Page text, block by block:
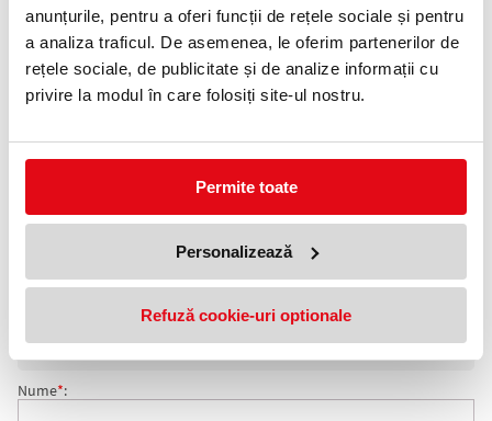
anunțurile, pentru a oferi funcții de rețele sociale și pentru
a analiza traficul. De asemenea, le oferim partenerilor de
rețele sociale, de publicitate și de analize informații cu
privire la modul în care folosiți site-ul nostru.
Permite toate
Personalizează
Refuză cookie-uri optionale
Telefon:
0372 552 601
whiteboard-uri. Folositi dupa stergerea whiteboard-ului. Sticla cu
pulverizator pentru aplicare usoara si curata. Nu lasa urme.
COMENTARII SPRAY CURATARE WHITEBOARD 250 ML
Nu exista comentarii. Fii primul care comenteaza acest produs!
Adresa de e-mail ramane confidentiala si nu va fi afisata pe site.
Nume*: